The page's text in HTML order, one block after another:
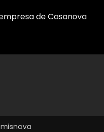
de Casanova